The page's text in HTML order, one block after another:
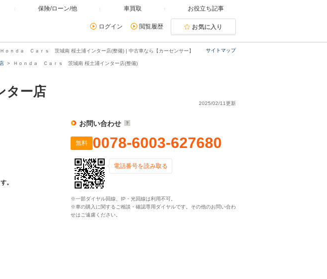
保険/ローン/他 車買取 お役立ち記事
ログイン 閲覧履歴 お気に入り
サイトマップ
Ｈｏｎｄａ Ｃａｒｓ 茨城南 桜土浦インター店(整備) | 中古車なら【カーセンサー】
Ｈｏｎｄａ Ｃａｒｓ 茨城南 桜土浦インター店(整備)
ー店
2025/02/11更新
。
お問い合わせ
無料 0078-6003-627680
電話番号を読み取る
※一部ダイヤル回線、IP・光回線は利用不可。
※車の購入に関するご相談・確認専用ダイヤルです。その他のお問い合わ
せはご遠慮ください。